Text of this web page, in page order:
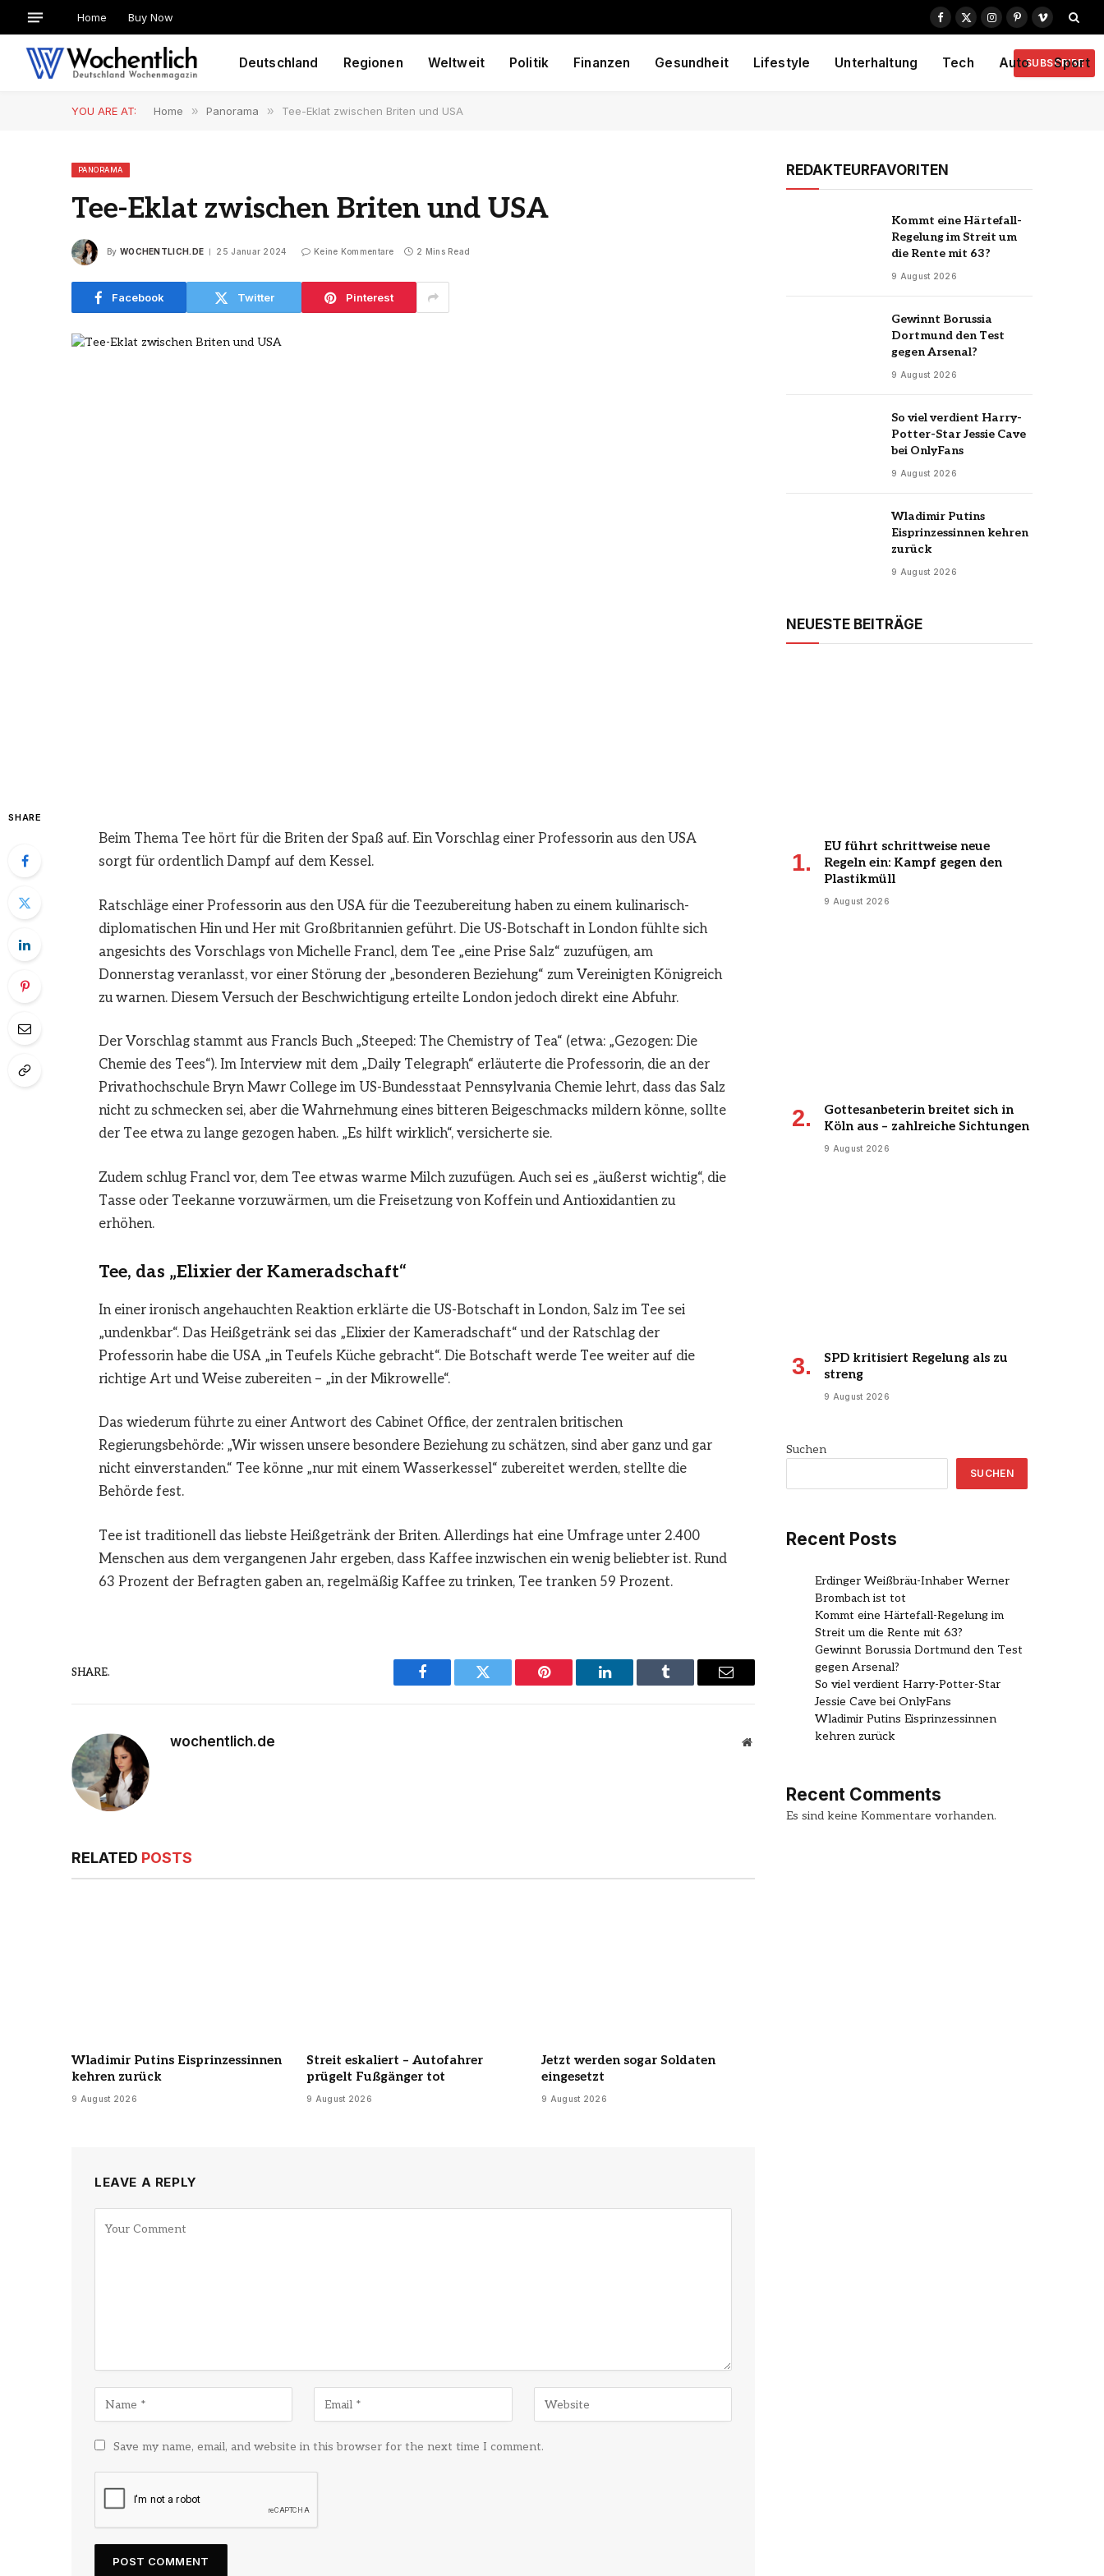
Home Buy Now
Facebook
X
Instagram
PinterestVimeo
Deutschland Regionen Weltweit Politik Finanzen Gesundheit Lifestyle Unterhaltung Tech Auto Sport
SUBSCRIBE
YOU ARE AT: Home » Panorama » Tee-Eklat zwischen Briten und USA
PANORAMA
Tee-Eklat zwischen Briten und USA
By WOCHENTLICH.DE 25 Januar 2024 Keine Kommentare 2 Mins Read
Facebook Twitter Pinterest
SHARE
Beim Thema Tee hört für die Briten der Spaß auf. Ein Vorschlag einer Professorin aus den USA
sorgt für ordentlich Dampf auf dem Kessel.
Ratschläge einer Professorin aus den USA für die Teezubereitung haben zu einem kulinarisch-
diplomatischen Hin und Her mit Großbritannien geführt. Die US-Botschaft in London fühlte sich
angesichts des Vorschlags von Michelle Francl, dem Tee „eine Prise Salz“ zuzufügen, am
Donnerstag veranlasst, vor einer Störung der „besonderen Beziehung“ zum Vereinigten Königreich
zu warnen. Diesem Versuch der Beschwichtigung erteilte London jedoch direkt eine Abfuhr.
Der Vorschlag stammt aus Francls Buch „Steeped: The Chemistry of Tea“ (etwa: „Gezogen: Die
Chemie des Tees“). Im Interview mit dem „Daily Telegraph“ erläuterte die Professorin, die an der
Privathochschule Bryn Mawr College im US-Bundesstaat Pennsylvania Chemie lehrt, dass das Salz
nicht zu schmecken sei, aber die Wahrnehmung eines bitteren Beigeschmacks mildern könne, sollte
der Tee etwa zu lange gezogen haben. „Es hilft wirklich“, versicherte sie.
Zudem schlug Francl vor, dem Tee etwas warme Milch zuzufügen. Auch sei es „äußerst wichtig“, die
Tasse oder Teekanne vorzuwärmen, um die Freisetzung von Koffein und Antioxidantien zu
erhöhen.
Tee, das „Elixier der Kameradschaft“
In einer ironisch angehauchten Reaktion erklärte die US-Botschaft in London, Salz im Tee sei
„undenkbar“. Das Heißgetränk sei das „Elixier der Kameradschaft“ und der Ratschlag der
Professorin habe die USA „in Teufels Küche gebracht“. Die Botschaft werde Tee weiter auf die
richtige Art und Weise zubereiten – „in der Mikrowelle“.
Das wiederum führte zu einer Antwort des Cabinet Office, der zentralen britischen
Regierungsbehörde: „Wir wissen unsere besondere Beziehung zu schätzen, sind aber ganz und gar
nicht einverstanden.“ Tee könne „nur mit einem Wasserkessel“ zubereitet werden, stellte die
Behörde fest.
Tee ist traditionell das liebste Heißgetränk der Briten. Allerdings hat eine Umfrage unter 2.400
Menschen aus dem vergangenen Jahr ergeben, dass Kaffee inzwischen ein wenig beliebter ist. Rund
63 Prozent der Befragten gaben an, regelmäßig Kaffee zu trinken, Tee tranken 59 Prozent.
SHARE.
Facebook Twitter Pinterest LinkedIn Tumblr Email
wochentlich.de Website
RELATED POSTS
Wladimir Putins Eisprinzessinnen
kehren zurück
9 August 2026
Streit eskaliert – Autofahrer
prügelt Fußgänger tot
9 August 2026
Jetzt werden sogar Soldaten
eingesetzt
9 August 2026
LEAVE A REPLY
Save my name, email, and website in this browser for the next time I comment.
REDAKTEURFAVORITEN
Kommt eine Härtefall-
Regelung im Streit um
die Rente mit 63?
9 August 2026
Gewinnt Borussia
Dortmund den Test
gegen Arsenal?
9 August 2026
So viel verdient Harry-
Potter-Star Jessie Cave
bei OnlyFans
9 August 2026
Wladimir Putins
Eisprinzessinnen kehren
zurück
9 August 2026
NEUESTE BEITRÄGE
EU führt schrittweise neue
Regeln ein: Kampf gegen den
Plastikmüll
9 August 2026
Gottesanbeterin breitet sich in
Köln aus – zahlreiche Sichtungen
9 August 2026
SPD kritisiert Regelung als zu
streng
9 August 2026
Suchen
SUCHEN
Recent Posts
Erdinger Weißbräu-Inhaber Werner
Brombach ist tot
Kommt eine Härtefall-Regelung im
Streit um die Rente mit 63?
Gewinnt Borussia Dortmund den Test
gegen Arsenal?
So viel verdient Harry-Potter-Star
Jessie Cave bei OnlyFans
Wladimir Putins Eisprinzessinnen
kehren zurück
Recent Comments
Es sind keine Kommentare vorhanden.